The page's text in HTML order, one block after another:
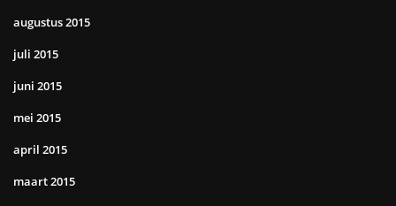
augustus 2015
juli 2015
juni 2015
mei 2015
april 2015
maart 2015